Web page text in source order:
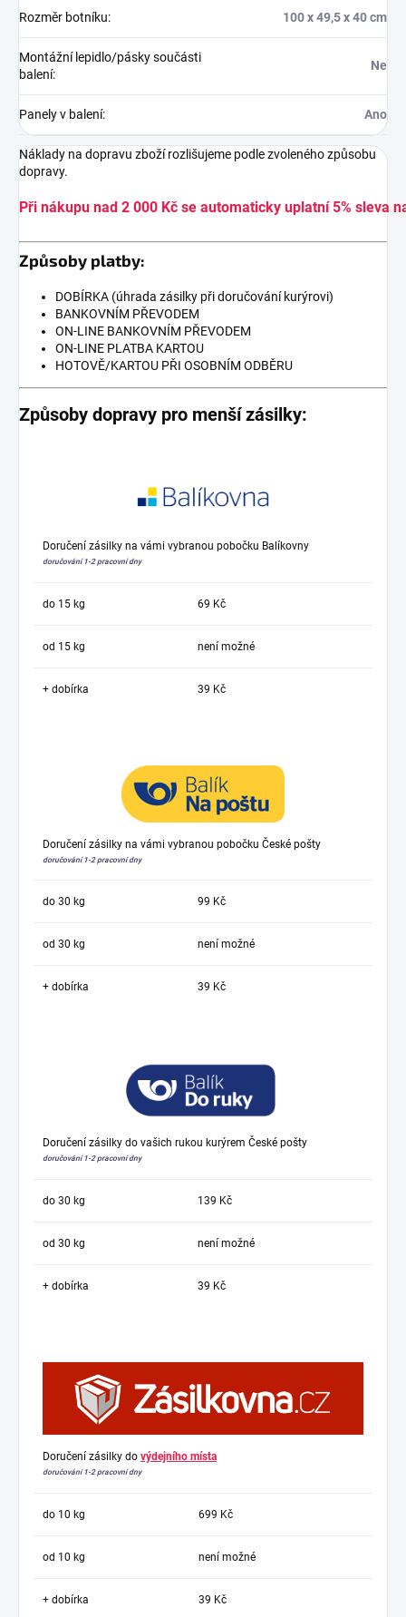
Rozměr botníku: 100 x 49,5 x 40 cm
Montážní lepidlo/pásky součásti
balení:
Ne
Panely v balení: Ano
Náklady na dopravu zboží rozlišujeme podle zvoleného způsobu
dopravy.
Při nákupu nad 2 000 Kč se automaticky uplatní 5% sleva
Způsoby platby:
DOBÍRKA (úhrada zásilky při doručování kurýrovi)
BANKOVNÍM PŘEVODEM
ON-LINE BANKOVNÍM PŘEVODEM
ON-LINE PLATBA KARTOU
HOTOVĚ/KARTOU PŘI OSOBNÍM ODBĚRU
Způsoby dopravy pro menší zásilky:
Doručení zásilky na vámi vybranou pobočku Balíkovny
doručování 1-2 pracovní dny
do 15 kg 69 Kč
od 15 kg není možné
+ dobírka 39 Kč
Doručení zásilky na vámi vybranou pobočku České pošty
doručování 1-2 pracovní dny
do 30 kg 99 Kč
od 30 kg není možné
+ dobírka 39 Kč
Doručení zásilky do vašich rukou kurýrem České pošty
doručování 1-2 pracovní dny
do 30 kg 139 Kč
od 30 kg není možné
+ dobírka 39 Kč
Doručení zásilky do výdejního místa
doručování 1-2 pracovní dny
do 10 kg 699 Kč
od 10 kg není možné
+ dobírka 39 Kč